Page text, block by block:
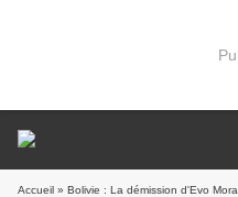
Accueil » Bolivie : La démission d'Evo